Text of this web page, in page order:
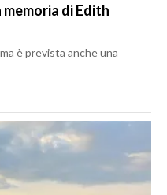
di Edith
è prevista anche una